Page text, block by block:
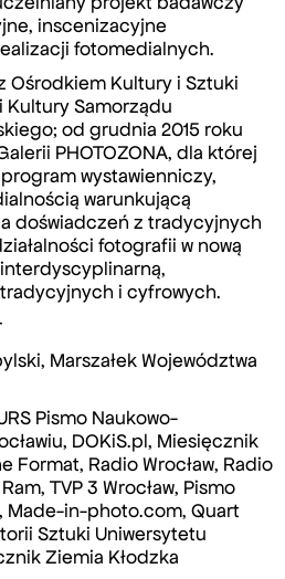
inscenizacyjne
fotomedialnych.
Ośrodkiem Kultury i Sztuki
Kultury Samorządu
od grudnia 2015 roku
PHOTOZONA, dla której
wystawienniczy,
warunkującą
doświad­czeń z tra­dy­cyj­nych
fotografii w nową
i cyfrowych.
Marszałek Województwa
Pismo Naukowo-
DOKiS.pl, Miesięcznik
Format, Radio Wrocław, Radio
TVP 3 Wrocław, Pismo
Made-in-photo.com, Quart
Sztuki Uniwersytetu
Ziemia Kłodzka